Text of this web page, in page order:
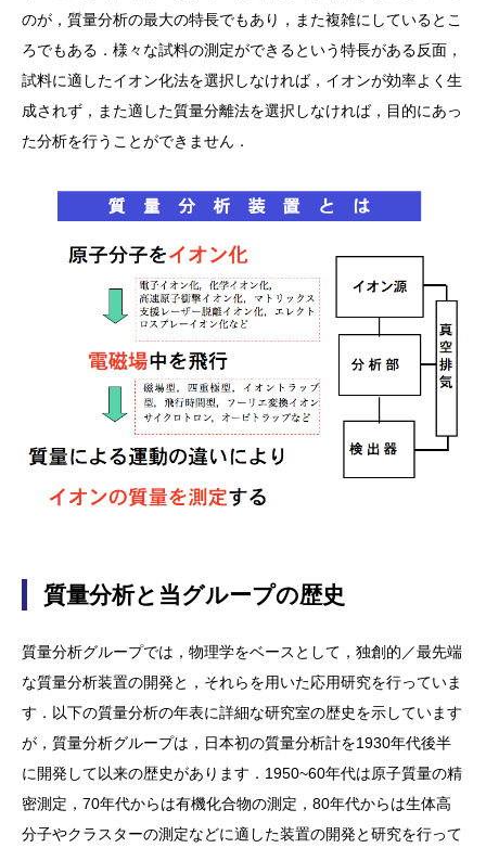
のが，質量分析の最大の特長でもあり，また複雑にしているとこ
ろでもある．様々な試料の測定ができるという特長がある反面，
試料に適したイオン化法を選択しなければ，イオンが効率よく生
成されず，また適した質量分離法を選択しなければ，目的にあっ
た分析を行うことができません．
質量分析と当グループの歴史
質量分析グループでは，物理学をベースとして，独創的／最先端
な質量分析装置の開発と，それらを用いた応用研究を行っていま
す．以下の質量分析の年表に詳細な研究室の歴史を示しています
が，質量分析グループは，日本初の質量分析計を1930年代後半
に開発して以来の歴史があります．1950~60年代は原子質量の精
密測定，70年代からは有機化合物の測定，80年代からは生体高
分子やクラスターの測定などに適した装置の開発と研究を行って